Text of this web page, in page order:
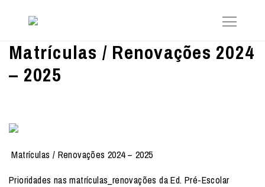
Matrículas / Renovações 2024
– 2025
Matrículas / Renovações 2024 – 2025
Prioridades nas matrículas_renovações da Ed. Pré-Escolar